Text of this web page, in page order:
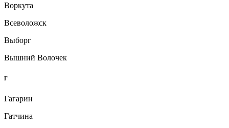
Воркута
Всеволожск
Выборг
Вышний Волочек
Г
Гагарин
Гатчина